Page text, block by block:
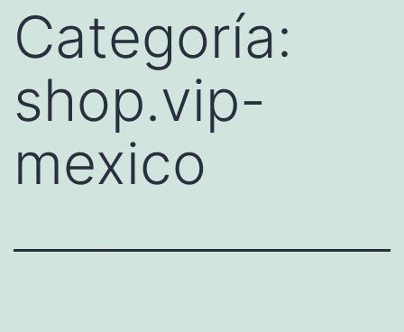
Categoría:
shop.vip-
mexico